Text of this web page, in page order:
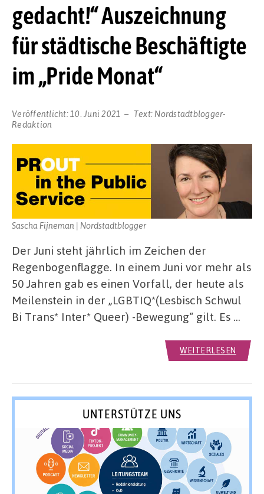
gedacht!“ Auszeichnung
für städtische Beschäftigte
im „Pride Monat“
Veröffentlicht: 10. Juni 2021 Text: Nordstadtblogger-
Redaktion
Sascha Fijneman | Nordstadtblogger
Der Juni steht jährlich im Zeichen der
Regenbogenflagge. In einem Juni vor mehr als
50 Jahren gab es einen Vorfall, der heute als
Meilenstein in der „LGBTIQ*(Lesbisch Schwul
Bi Trans* Inter* Queer) -Bewegung“ gilt. Es …
WEITERLESEN
UNTERSTÜTZE UNS